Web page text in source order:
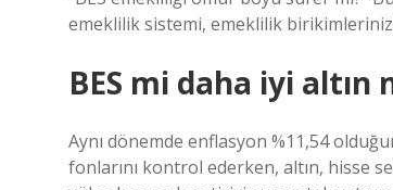
emeklilik sistemi, emeklilik
BES mi daha iyi altın
Aynı dönemde enflasyon %11,54
fonlarını kontrol ederken, altın, hisse